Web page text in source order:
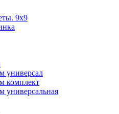
9x9
универсал
комплект
универсальная